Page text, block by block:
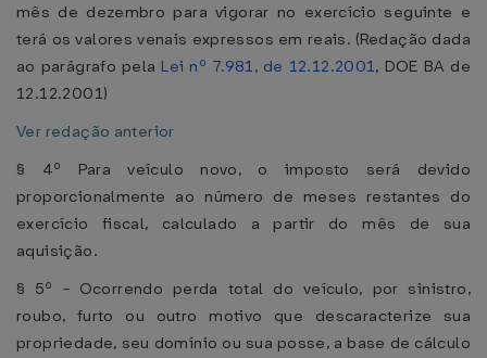
mês de dezembro para vigorar no exercício seguinte e
terá os valores venais expressos em reais. (Redação dada
ao parágrafo pela Lei nº 7.981, de 12.12.2001, DOE BA de
12.12.2001)
Ver redação anterior
§ 4º Para veículo novo, o imposto será devido
proporcionalmente ao número de meses restantes do
exercício fiscal, calculado a partir do mês de sua
aquisição.
§ 5º - Ocorrendo perda total do veículo, por sinistro,
roubo, furto ou outro motivo que descaracterize sua
propriedade, seu domínio ou sua posse, a base de cálculo